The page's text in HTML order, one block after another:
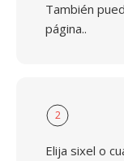
También
página..
2
Elija sixel o